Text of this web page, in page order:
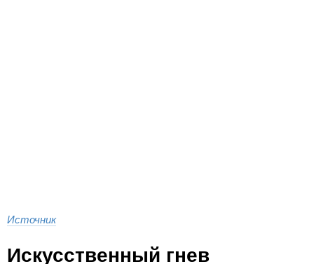
Источник
Искусственный гнев